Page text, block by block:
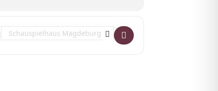
Destination Address - Nessun Dorma []